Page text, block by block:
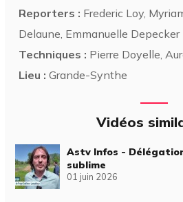
Reporters : Frederic Loy,
Delaune, Emmanuelle Depecker
Techniques : Pierre Doyelle,
Lieu : Grande-Synthe
Vidéos
Astv Infos -
sublime
01 juin 2026